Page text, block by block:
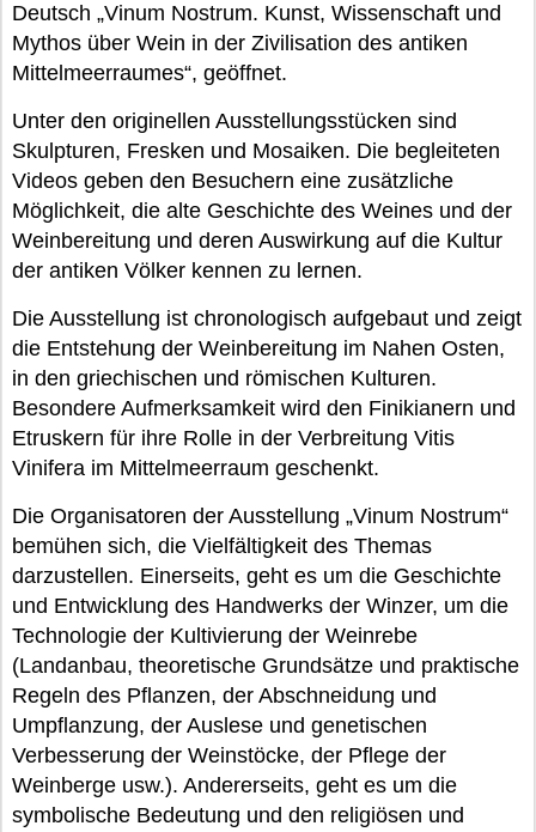
Deutsch „Vinum Nostrum. Kunst, Wissenschaft und
Mythos über Wein in der Zivilisation des antiken
Mittelmeerraumes“, geöffnet.
Unter den originellen Ausstellungsstücken sind
Skulpturen, Fresken und Mosaiken. Die begleiteten
Videos geben den Besuchern eine zusätzliche
Möglichkeit, die alte Geschichte des Weines und der
Weinbereitung und deren Auswirkung auf die Kultur
der antiken Völker kennen zu lernen.
Die Ausstellung ist chronologisch aufgebaut und zeigt
die Entstehung der Weinbereitung im Nahen Osten,
in den griechischen und römischen Kulturen.
Besondere Aufmerksamkeit wird den Finikianern und
Etruskern für ihre Rolle in der Verbreitung Vitis
Vinifera im Mittelmeerraum geschenkt.
Die Organisatoren der Ausstellung „Vinum Nostrum“
bemühen sich, die Vielfältigkeit des Themas
darzustellen. Einerseits, geht es um die Geschichte
und Entwicklung des Handwerks der Winzer, um die
Technologie der Kultivierung der Weinrebe
(Landanbau, theoretische Grundsätze und praktische
Regeln des Pflanzen, der Abschneidung und
Umpflanzung, der Auslese und genetischen
Verbesserung der Weinstöcke, der Pflege der
Weinberge usw.). Andererseits, geht es um die
symbolische Bedeutung und den religiösen und